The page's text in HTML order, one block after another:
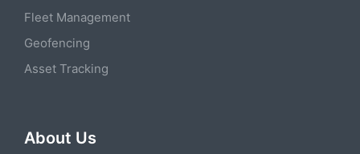
Fleet Management
Geofencing
Asset Tracking
About Us